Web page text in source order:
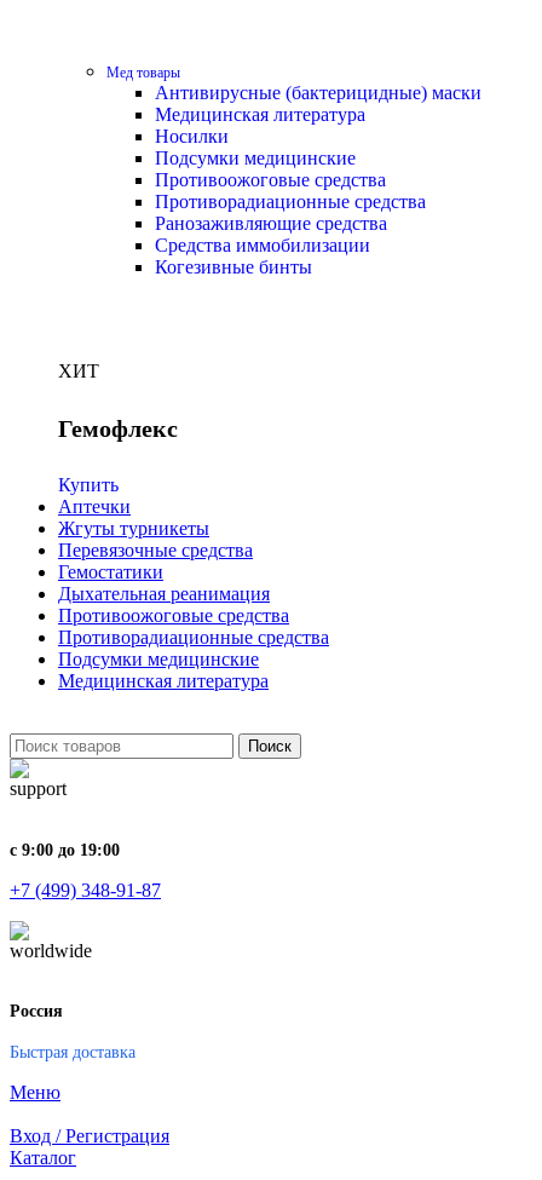
Мед товары
Антивирусные (бактерицидные) маски
Медицинская литература
Носилки
Подсумки медицинские
Противоожоговые средства
Противорадиационные средства
Ранозаживляющие средства
Средства иммобилизации
Когезивные бинты
ХИТ
Гемофлекс
Купить
Аптечки
Жгуты турникеты
Перевязочные средства
Гемостатики
Дыхательная реанимация
Противоожоговые средства
Противорадиационные средства
Подсумки медицинские
Медицинская литература
Поиск
с 9:00 до 19:00
+7 (499) 348-91-87
Россия
Быстрая доставка
Меню
Вход / Регистрация
Каталог